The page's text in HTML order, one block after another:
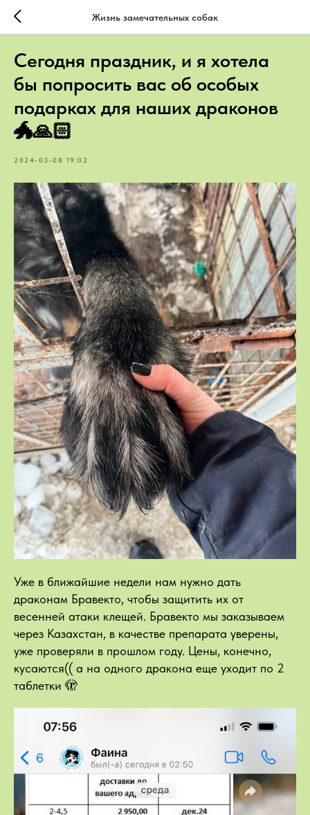
Жизнь замечательных собак
Сегодня праздник, и я хотела
бы попросить вас об особых
подарках для наших драконов
🐲🙏🏻
2024-03-08 19:02
Уже в ближайшие недели нам нужно дать
драконам Бравекто, чтобы защитить их от
весенней атаки клещей. Бравекто мы заказываем
через Казахстан, в качестве препарата уверены,
уже проверяли в прошлом году. Цены, конечно,
кусаются(( а на одного дракона еще уходит по 2
таблетки 🫣